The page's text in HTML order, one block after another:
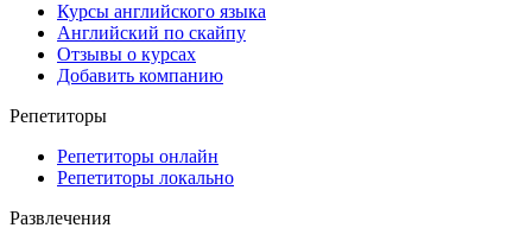
Курсы английского языка
Английский по скайпу
Отзывы о курсах
Добавить компанию
Репетиторы
Репетиторы онлайн
Репетиторы локально
Развлечения